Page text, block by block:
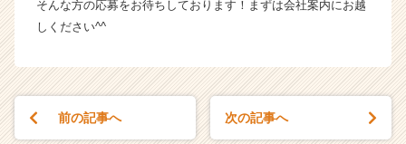
そんな方の応募をお待ちしております！まずは会社案内にお越
しください^^
前の記事へ 次の記事へ